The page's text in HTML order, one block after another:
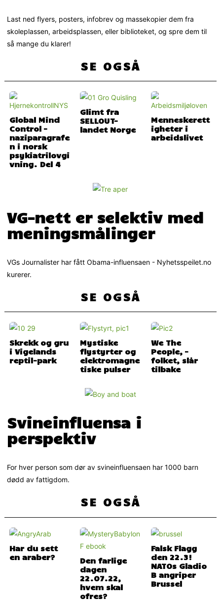
Last ned flyers, posters, infobrev og massekopier dem fra
skoleplassen, arbeidsplassen, eller biblioteket, og spre dem til
så mange du klarer!
SE OGSÅ
Global Mind
Control –
naziparagrafe
n i norsk
psykiatrilovgi
vning. Del 4
Glimt fra
SELLOUT-
landet Norge
Menneskerett
igheter i
arbeidslivet
VG-nett er selektiv med
meningsmålinger
VGs Journalister har fått Obama-influensaen - Nyhetsspeilet.no
kurerer.
SE OGSÅ
Skrekk og gru
i Vigelands
reptil-park
Mystiske
flystyrter og
elektromagne
tiske pulser
We The
People, –
folket, slår
tilbake
Svineinfluensa i
perspektiv
For hver person som dør av svineinfluensaen har 1000 barn
dødd av fattigdom.
SE OGSÅ
Har du sett
en araber?
Den farlige
dagen
22.07.22,
hvem skal
ofres?
Falsk Flagg
den 22.3!
NATOs Gladio
B angriper
Brussel